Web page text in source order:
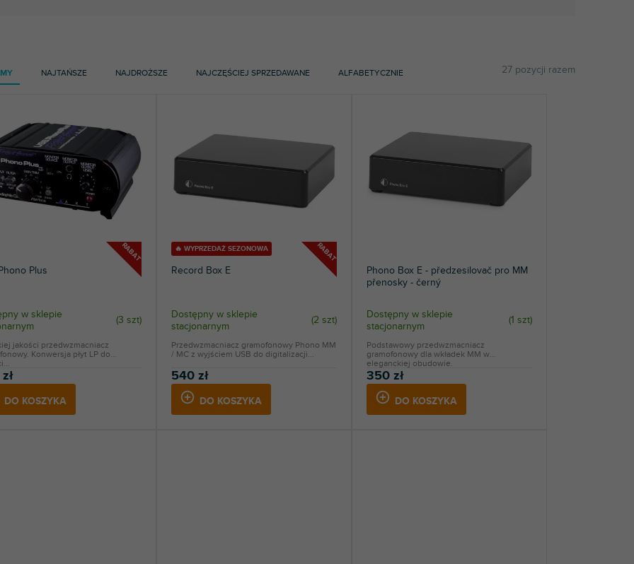
NAJTAŃSZE NAJDROŻSZE NAJCZĘŚCIEJ SPRZEDAWANE ALFABETYCZNIE 27 pozycji razem
RABAT
Plus
w sklepie
(3 szt)
DO KOSZYKA
jakości przedwzmacniacz
Konwersja płyt LP do
RABAT
🔥 WYPRZEDAŻ SEZONOWA
Record Box E
Dostępny w sklepie
stacjonarnym
(2 szt)
540 zł
DO KOSZYKA
Przedwzmacniacz gramofonowy Phono MM
/ MC z wyjściem USB do digitalizacji...
Phono Box E - předzesilovač pro MM
přenosky - černý
Dostępny w sklepie
stacjonarnym
(1 szt)
350 zł
DO KOSZYKA
Podstawowy przedwzmacniacz
gramofonowy dla wkładek MM w
eleganckiej obudowie.